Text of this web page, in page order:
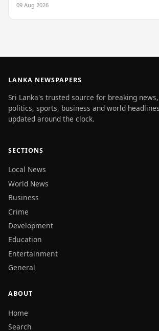
09 Aug 2026
LANKA NEWSPAPERS
Sri Lanka's trusted source for breaking news,
politics, sports, business and world
updated around the clock.
SECTIONS
Local News
World News
Business
Crime
Development
Education
Entertainment
General
ABOUT
Home
Search